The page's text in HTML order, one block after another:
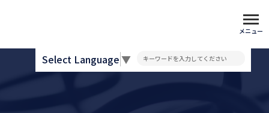
メニュー
Select Language▼